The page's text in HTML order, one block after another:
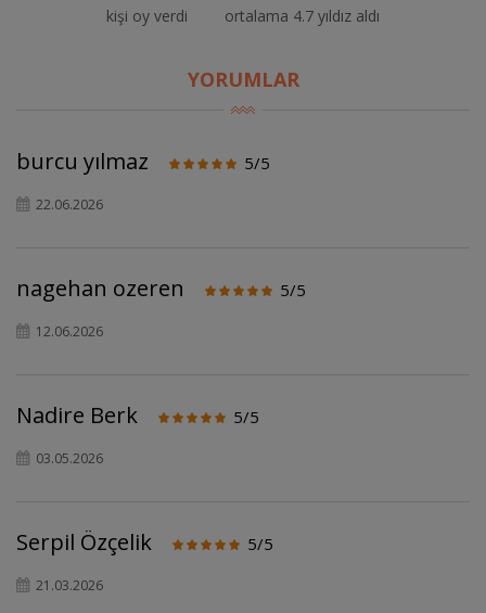
kişi oy verdi ortalama 4.7 yıldız aldı
YORUMLAR
burcu yılmaz 5/5
22.06.2026
nagehan ozeren 5/5
12.06.2026
Nadire Berk 5/5
03.05.2026
Serpil Özçelik 5/5
21.03.2026